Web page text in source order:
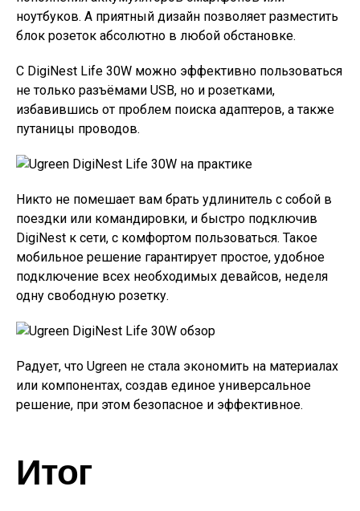
ноутбуков. А приятный дизайн позволяет разместить
блок розеток абсолютно в любой обстановке.
С DigiNest Life 30W можно эффективно пользоваться
не только разъёмами USB, но и розетками,
избавившись от проблем поиска адаптеров, а также
путаницы проводов.
Никто не помешает вам брать удлинитель с собой в
поездки или командировки, и быстро подключив
DigiNest к сети, с комфортом пользоваться. Такое
мобильное решение гарантирует простое, удобное
подключение всех необходимых девайсов, неделя
одну свободную розетку.
Радует, что Ugreen не стала экономить на материалах
или компонентах, создав единое универсальное
решение, при этом безопасное и эффективное.
Итог